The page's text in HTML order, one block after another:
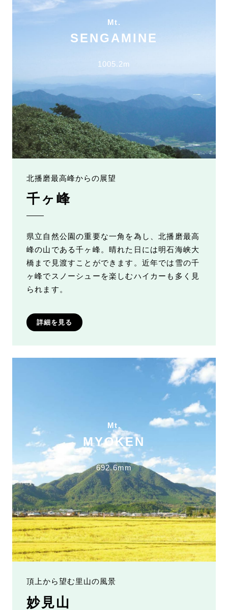
Mt.
SENGAMINE
1005.2m
北播磨最高峰からの展望
千ヶ峰
県立自然公園の重要な一角を為し、北播磨最高
峰の山である千ヶ峰。晴れた日には明石海峡大
橋まで見渡すことができます。近年では雪の千
ヶ峰でスノーシューを楽しむハイカーも多く見
られます。
詳細を見る
Mt.
MYOKEN
692.6mm
頂上から望む里山の風景
妙見山